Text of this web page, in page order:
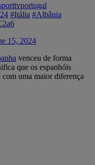
#Itália #Albânia
15, 2024
venceu de forma
que os espanhóis
uma maior diferença